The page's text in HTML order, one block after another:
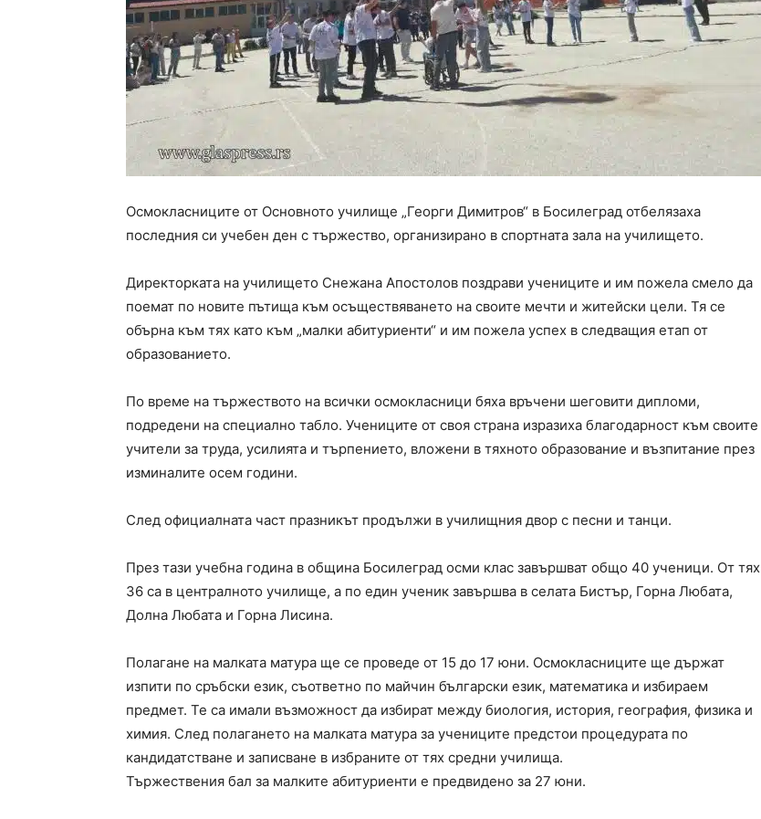
Осмокласниците от Основното училище „Георги Димитров“ в Босилеград отбелязаха
последния си учебен ден с тържество, организирано в спортната зала на училището.
Директорката на училището Снежана Апостолов поздрави учениците и им пожела смело да
поемат по новите пътища към осъществяването на своите мечти и житейски цели. Тя се
обърна към тях като към „малки абитуриенти“ и им пожела успех в следващия етап от
образованието.
По време на тържеството на всички осмокласници бяха връчени шеговити дипломи,
подредени на специално табло. Учениците от своя страна изразиха благодарност към своите
учители за труда, усилията и търпението, вложени в тяхното образование и възпитание през
изминалите осем години.
След официалната част празникът продължи в училищния двор с песни и танци.
През тази учебна година в община Босилеград осми клас завършват общо 40 ученици. От тях
36 са в централното училище, а по един ученик завършва в селата Бистър, Горна Любата,
Долна Любата и Горна Лисина.
Полагане на малката матура ще се проведе от 15 до 17 юни. Осмокласниците ще държат
изпити по сръбски език, съответно по майчин български език, математика и избираем
предмет. Те са имали възможност да избират между биология, история, география, физика и
химия. След полагането на малката матура за учениците предстои процедурата по
кандидатстване и записване в избраните от тях средни училища.
Тържествения бал за малките абитуриенти е предвидено за 27 юни.